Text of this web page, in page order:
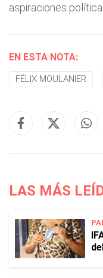
aspiraciones
EN ESTA NOTA:
FÉLIX MOULANIER
LAS MÁS